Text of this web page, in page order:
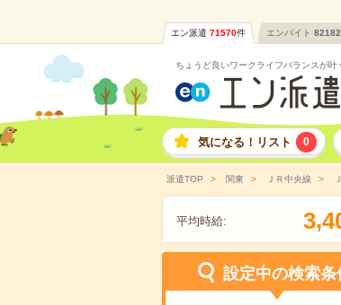
エン派遣 71570件 エンバイト 82182
ちょうど良いワークライフバランスが叶
気になる！リスト 0
派遣TOP 関東 ＪＲ中央線
平均時給: 3,4
設定中の検索条